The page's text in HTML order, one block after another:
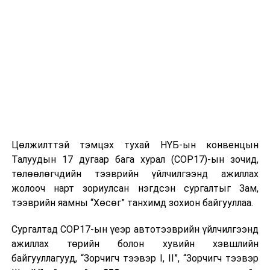
Цөлжилттэй тэмцэх тухай НҮБ-ын конвенцын
Талуудын 17 дугаар бага хурал (COP17)-ын зочид,
төлөөлөгчдийн тээврийн үйлчилгээнд ажиллах
жолооч нарт зориулсан нэгдсэн сургалтыг Зам,
тээврийн яамны “Хөсөг” танхимд зохион байгууллаа.
Сургалтад COP17-ын үеэр автотээврийн үйлчилгээнд
ажиллах төрийн болон хувийн хэвшлийн
байгууллагууд, “Зорчигч тээвэр I, II”, “Зорчигч тээвэр